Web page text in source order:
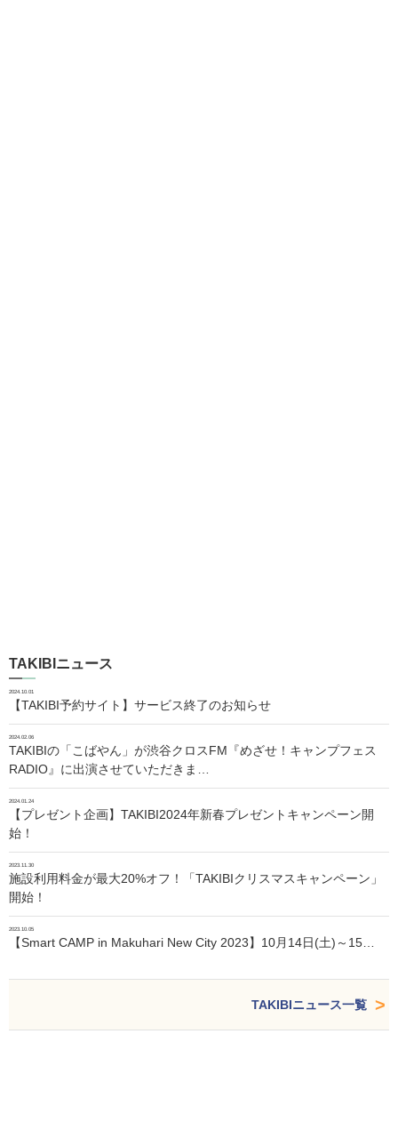
TAKIBIニュース
2024.10.01
【TAKIBI予約サイト】サービス終了のお知らせ
2024.02.06
TAKIBIの「こばやん」が渋谷クロスFM『めざせ！キャンプフェス
RADIO』に出演させていただきま…
2024.01.24
【プレゼント企画】TAKIBI2024年新春プレゼントキャンペーン開
始！
2023.11.30
施設利用料金が最大20%オフ！「TAKIBIクリスマスキャンペーン」
開始！
2023.10.05
【Smart CAMP in Makuhari New City 2023】10月14日(土)～15…
TAKIBIニュース一覧